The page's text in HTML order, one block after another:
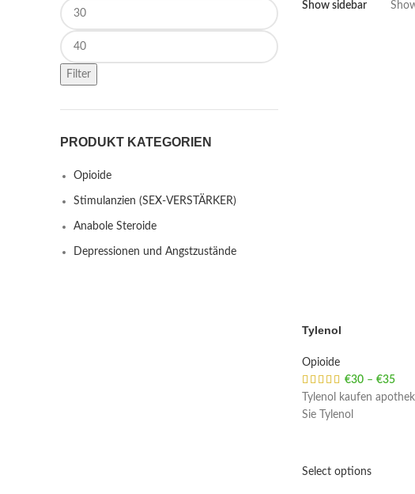
Min price
Max price
Filter
PRODUKT KATEGORIEN
Opioide
Stimulanzien (SEX-VERSTÄRKER)
Anabole Steroide
Depressionen und Angstzustände
Show sidebar
Tylenol
Opioide
€30 – €35
Tylenol kaufen
Sie Tylenol
Select options